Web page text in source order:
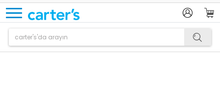
Ürün sepetinize eklenmiştir.